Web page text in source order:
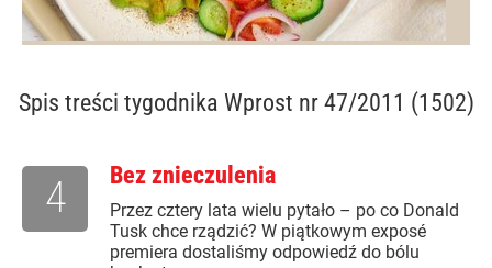
Spis treści tygodnika Wprost nr 47/2011 (1502)
Bez znieczulenia
Przez cztery lata wielu pytało – po co Donald
Tusk chce rządzić? W piątkowym exposé
premiera dostaliśmy odpowiedź do bólu
4